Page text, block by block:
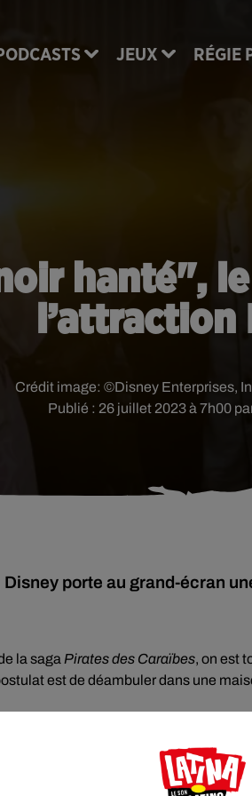
JEUX RÉGIE
hanté",
l’attraction
Publié : 26 juillet 2023 à 7h00
Crédit image: ©Disney Enterprises,
porte au grand-écran
la saga Pirates des Caraïbes, on est
est de déambuler dans une
d’un appareil capable de prendre